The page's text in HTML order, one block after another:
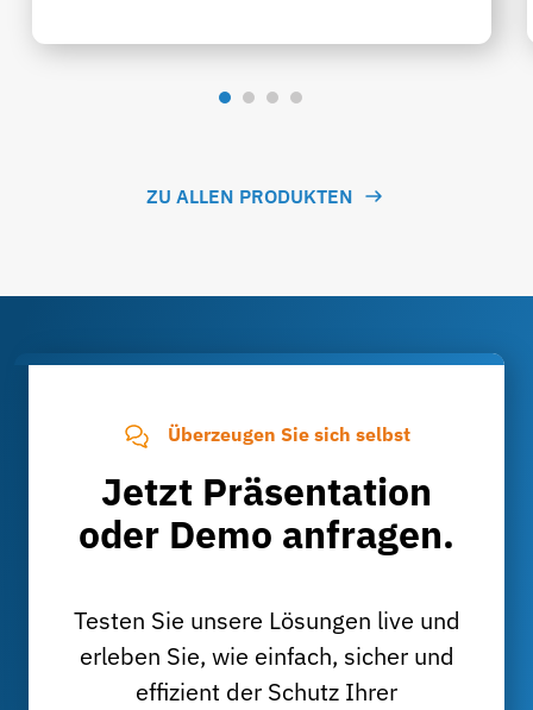
ZU ALLEN PRODUKTEN
Überzeugen Sie sich selbst
Jetzt Präsentation
oder Demo anfragen.
Testen Sie unsere Lösungen live und
erleben Sie, wie einfach, sicher und
effizient der Schutz Ihrer